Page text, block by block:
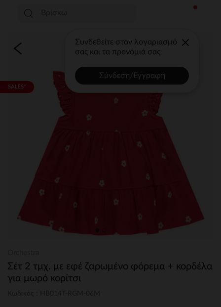
Συνδεθείτε στον λογαριασμό
σας και τα προνόμιά σας
Σύνδεση/Εγγραφή
SALES*
Σέτ 2 τμχ. με εφέ ζαρωμένο φόρεμα + κορδέλα
για μωρό κορίτσι